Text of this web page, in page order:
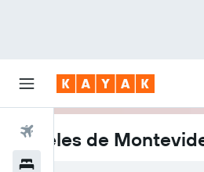
Vuelos
Hoteles de